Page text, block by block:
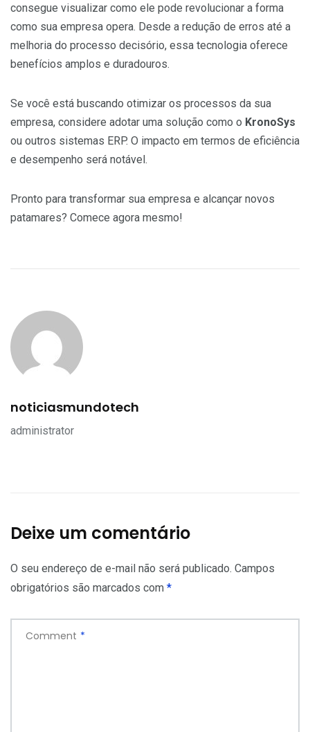
consegue visualizar como ele pode revolucionar a forma
como sua empresa opera. Desde a redução de erros até a
melhoria do processo decisório, essa tecnologia oferece
benefícios amplos e duradouros.
Se você está buscando otimizar os processos da sua
empresa, considere adotar uma solução como o KronoSys
ou outros sistemas ERP. O impacto em termos de eficiência
e desempenho será notável.
Pronto para transformar sua empresa e alcançar novos
patamares? Comece agora mesmo!
noticiasmundotech
administrator
Deixe um comentário
O seu endereço de e-mail não será publicado. Campos
obrigatórios são marcados com *
Comment *